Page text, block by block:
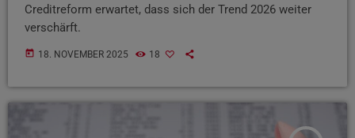
Creditreform erwartet, dass sich der Trend 2026 weiter
verschärft.
today 18. NOVEMBER 2025 18